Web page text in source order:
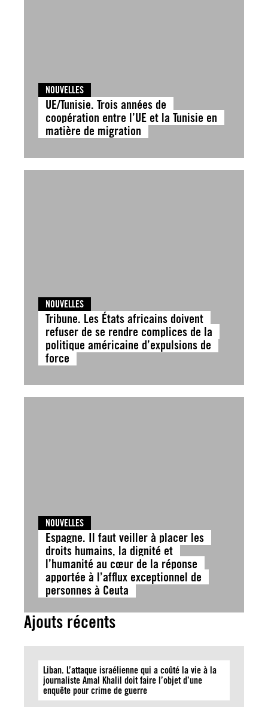
NOUVELLES
UE/Tunisie. Trois années de
coopération entre l’UE et la Tunisie en
matière de migration
NOUVELLES
Tribune. Les États africains doivent
refuser de se rendre complices de la
politique américaine d’expulsions de
force
NOUVELLES
Espagne. Il faut veiller à placer les
droits humains, la dignité et
l’humanité au cœur de la réponse
apportée à l’afflux exceptionnel de
personnes à Ceuta
Ajouts récents
Liban. L’attaque israélienne qui a coûté la vie à la
journaliste Amal Khalil doit faire l’objet d’une
enquête pour crime de guerre